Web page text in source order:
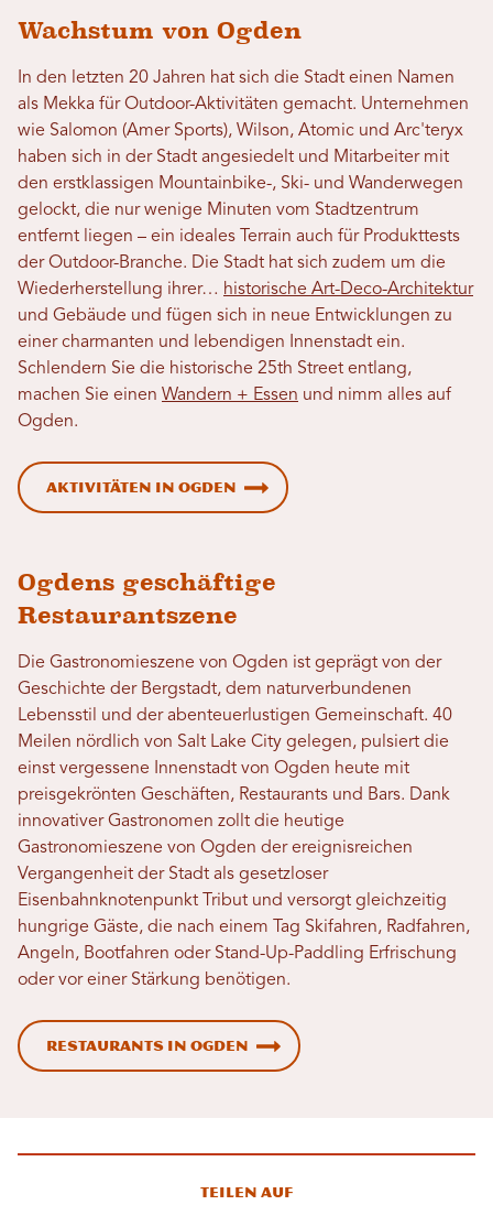
Wachstum von Ogden
In den letzten 20 Jahren hat sich die Stadt einen Namen
als Mekka für Outdoor-Aktivitäten gemacht. Unternehmen
wie Salomon (Amer Sports), Wilson, Atomic und Arc'teryx
haben sich in der Stadt angesiedelt und Mitarbeiter mit
den erstklassigen Mountainbike-, Ski- und Wanderwegen
gelockt, die nur wenige Minuten vom Stadtzentrum
entfernt liegen – ein ideales Terrain auch für Produkttests
der Outdoor-Branche. Die Stadt hat sich zudem um die
Wiederherstellung ihrer… historische Art-Deco-Architektur
und Gebäude und fügen sich in neue Entwicklungen zu
einer charmanten und lebendigen Innenstadt ein.
Schlendern Sie die historische 25th Street entlang,
machen Sie einen Wandern + Essen und nimm alles auf
Ogden.
Aktivitäten in Ogden
Ogdens geschäftige
Restaurantszene
Die Gastronomieszene von Ogden ist geprägt von der
Geschichte der Bergstadt, dem naturverbundenen
Lebensstil und der abenteuerlustigen Gemeinschaft. 40
Meilen nördlich von Salt Lake City gelegen, pulsiert die
einst vergessene Innenstadt von Ogden heute mit
preisgekrönten Geschäften, Restaurants und Bars. Dank
innovativer Gastronomen zollt die heutige
Gastronomieszene von Ogden der ereignisreichen
Vergangenheit der Stadt als gesetzloser
Eisenbahnknotenpunkt Tribut und versorgt gleichzeitig
hungrige Gäste, die nach einem Tag Skifahren, Radfahren,
Angeln, Bootfahren oder Stand-Up-Paddling Erfrischung
oder vor einer Stärkung benötigen.
Restaurants in Ogden
Teilen auf